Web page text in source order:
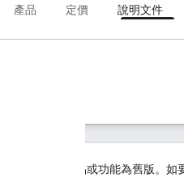
產品 定價 說明文件
這項產品或功能為舊版。